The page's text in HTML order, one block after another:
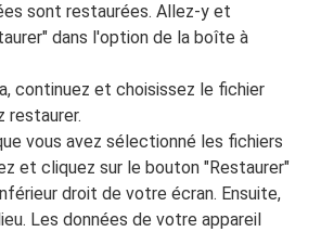
sont restaurées. Allez-y et
dans l'option de la boîte à
continuez et choisissez le fichier
restaurer.
vous avez sélectionné les fichiers
et cliquez sur le bouton "Restaurer"
droit de votre écran. Ensuite,
Les données de votre appareil